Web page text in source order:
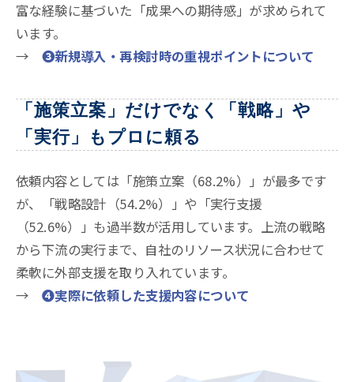
富な経験に基づいた「成果への期待感」が求められて
います。
→ ❸新規導入・再検討時の重視ポイントについて
「施策立案」だけでなく「戦略」や
「実行」もプロに頼る
依頼内容としては「施策立案（68.2%）」が最多です
が、「戦略設計（54.2%）」や「実行支援
（52.6%）」も過半数が活用しています。上流の戦略
から下流の実行まで、自社のリソース状況に合わせて
柔軟に外部支援を取り入れています。
→ ❹実際に依頼した支援内容について